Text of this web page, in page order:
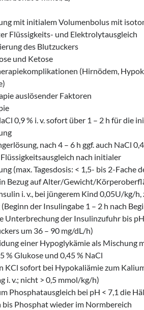
mit initialem Volumenbolus mit
Flüssigkeits- und Elektrolytausgleich
des Blutzuckers
und Ketose
(Hirnödem,
auslösender Faktoren
0,9 % i. v. sofort über 1 – 2 h für die
nach 4 – 6 h ggf. auch NaCl
nach initialer
(max. Tagesdosis: < 1,5- bis 2-Fache
Bezug auf Alter/Gewicht/
i. v., bei jüngerem Kind 0,05U/kg/h,
der Insulingabe 1 – 2 h nach
Unterbrechung der Insulinzufuhr bis
um 36 – 90 mg/dL/h)
einer Hypoglykämie als Mischung
% Glukose und 0,45 % NaCl
KCl sofort bei Hypokaliämie zum
i. v.; nicht > 0,5 mmol/kg/h)
Phosphatausgleich bei pH < 7,1 die
Phosphat wieder im Normbereich